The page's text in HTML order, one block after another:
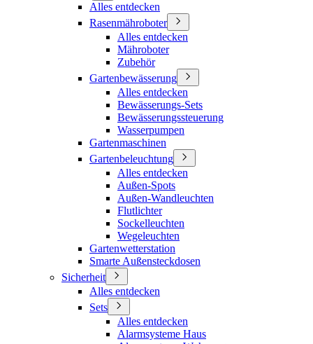
Alles entdecken
Rasenmähroboter
Alles entdecken
Mähroboter
Zubehör
Gartenbewässerung
Alles entdecken
Bewässerungs-Sets
Bewässerungssteuerung
Wasserpumpen
Gartenmaschinen
Gartenbeleuchtung
Alles entdecken
Außen-Spots
Außen-Wandleuchten
Flutlichter
Sockelleuchten
Wegeleuchten
Gartenwetterstation
Smarte Außensteckdosen
Sicherheit
Alles entdecken
Sets
Alles entdecken
Alarmsysteme Haus